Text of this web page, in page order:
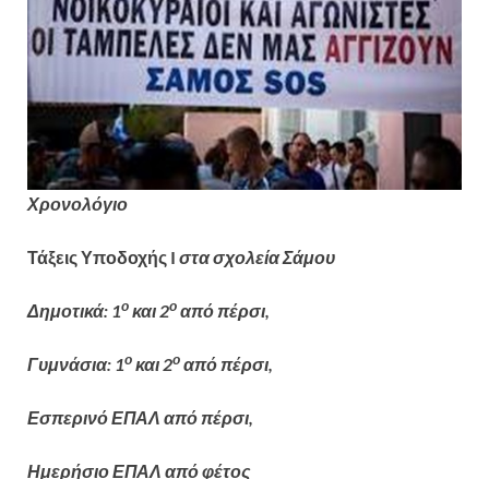
Χρονολόγιο
Τάξεις Υποδοχής I στα σχολεία Σάμου
Δημοτικά: 1ο και 2ο από πέρσι,
Γυμνάσια: 1ο και 2ο από πέρσι,
Εσπερινό ΕΠΑΛ από πέρσι,
Ημερήσιο ΕΠΑΛ από φέτος